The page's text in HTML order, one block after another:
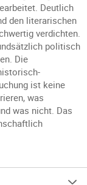
Deutlich
den literarischen
verdichten.
politisch
Die
ist keine
was
was nicht. Das